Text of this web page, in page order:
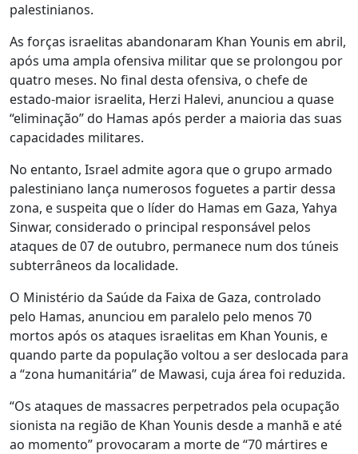
palestinianos.
As forças israelitas abandonaram Khan Younis em abril,
após uma ampla ofensiva militar que se prolongou por
quatro meses. No final desta ofensiva, o chefe de
estado-maior israelita, Herzi Halevi, anunciou a quase
“eliminação” do Hamas após perder a maioria das suas
capacidades militares.
No entanto, Israel admite agora que o grupo armado
palestiniano lança numerosos foguetes a partir dessa
zona, e suspeita que o líder do Hamas em Gaza, Yahya
Sinwar, considerado o principal responsável pelos
ataques de 07 de outubro, permanece num dos túneis
subterrâneos da localidade.
O Ministério da Saúde da Faixa de Gaza, controlado
pelo Hamas, anunciou em paralelo pelo menos 70
mortos após os ataques israelitas em Khan Younis, e
quando parte da população voltou a ser deslocada para
a “zona humanitária” de Mawasi, cuja área foi reduzida.
“Os ataques de massacres perpetrados pela ocupação
sionista na região de Khan Younis desde a manhã e até
ao momento” provocaram a morte de “70 mártires e